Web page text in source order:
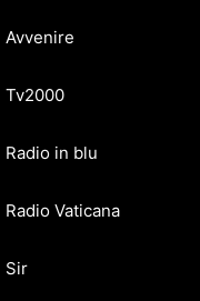
Avvenire
Tv2000
Radio in blu
Radio Vaticana
Sir